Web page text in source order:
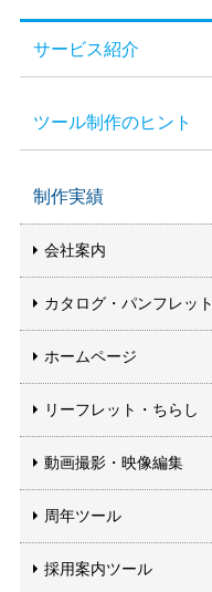
サービス紹介
ツール制作のヒント
制作実績
会社案内
カタログ・パンフレット
ホームページ
リーフレット・ちらし
動画撮影・映像編集
周年ツール
採用案内ツール